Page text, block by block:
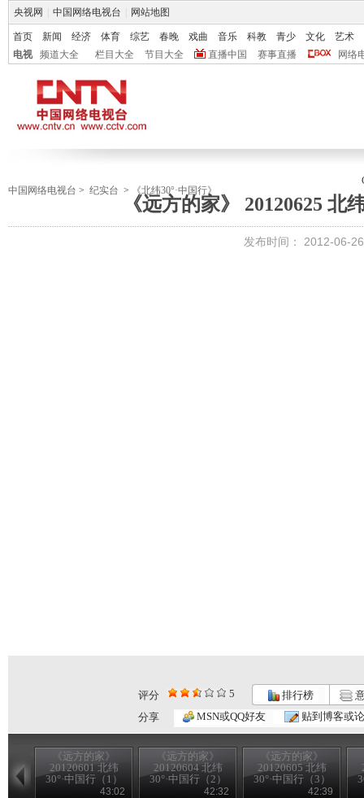
央视网 中国网络电视台 网站地图
首页 新闻 经济 体育 综艺 春晚 戏曲 音乐 科教 青少 文化
艺术
电视
频道大全 栏目大全 节目大全 直播中国 赛事直播 网络
中国网络电视台 > 纪实台 > 《北纬30°·中国行》
《远方的家》 20120625 北
发布时间： 2012-06-
评分 5 排行榜
分享
MSN或QQ好友 贴到博客或
《远方的家》
20120601 北纬
30°·中国行（1）
43:02
《远方的家》
20120604 北纬
30°·中国行（2）
42:32
《远方的家》
20120605 北纬
30°·中国行（3）
42:39